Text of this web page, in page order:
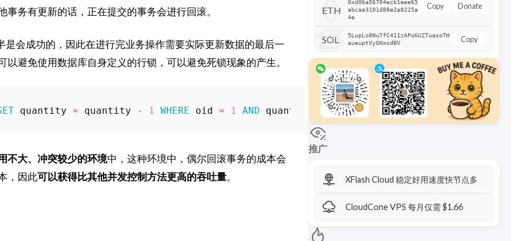
ETH
0xd06a56704ecb1eee65
abcaa3101d88e2a8225a
4e
Copy Donate
SOL
5LupLo8NuTfC411zAPo6UZTuasoTH
aueuptVyGKmsdBV
Copy
推广
XFlash Cloud 稳定好用速度快节点多
CloudCone VPS 每月仅需 $1.66
务有更新的话，正在提交的事务会进行回滚。
是会成功的，因此在进行完业务操作需要实际更新数据的最后一
以避免使用数据库自身定义的行锁，可以避免死锁现象的产生。
quantity = quantity - 1 WHERE oid = 1 AND quantity 1 > 0;
不大、冲突较少的环境中，这种环境中，偶尔回滚事务的成本会
，因此可以获得比其他并发控制方法更高的吞吐量。